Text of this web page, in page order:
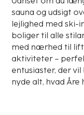
sauna og udsigt
lejlighed med ski-
boliger til alle
med nærhed til
aktiviteter –
entusiaster, der
nyde alt, hvad Åre